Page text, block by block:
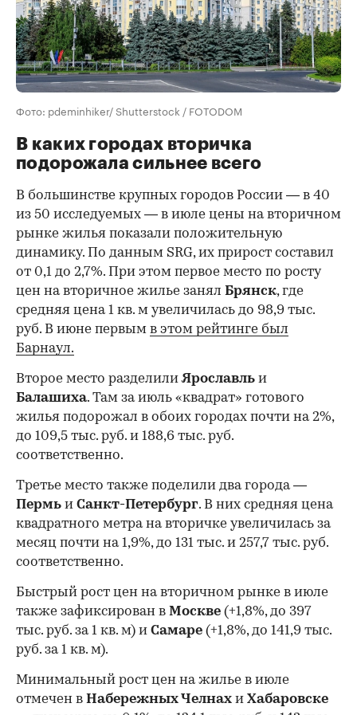
Фото: pdeminhiker/ Shutterstock / FOTODOM
В каких городах вторичка
подорожала сильнее всего
В большинстве крупных городов России — в 40
из 50 исследуемых — в июле цены на вторичном
рынке жилья показали положительную
динамику. По данным SRG, их прирост составил
от 0,1 до 2,7%. При этом первое место по росту
цен на вторичное жилье занял Брянск, где
средняя цена 1 кв. м увеличилась до 98,9 тыс.
руб. В июне первым в этом рейтинге был
Барнаул.
Второе место разделилиЯрославль и
Балашиха. Там за июль «квадрат» готового
жилья подорожал в обоих городах почти на 2%,
до 109,5 тыс. руб. и 188,6 тыс. руб.
соответственно.
Третье место также поделили два города —
Пермь и Санкт-Петербург. В них средняя цена
квадратного метра на вторичке увеличилась за
месяц почти на 1,9%, до 131 тыс. и 257,7 тыс. руб.
соответственно.
Быстрый рост цен на вторичном рынке в июле
также зафиксирован в Москве (+1,8%, до 397
тыс. руб. за 1 кв. м) и Самаре (+1,8%, до 141,9 тыс.
руб. за 1 кв. м).
Минимальный рост цен на жилье в июле
отмечен в Набережных Челнах и Хабаровске